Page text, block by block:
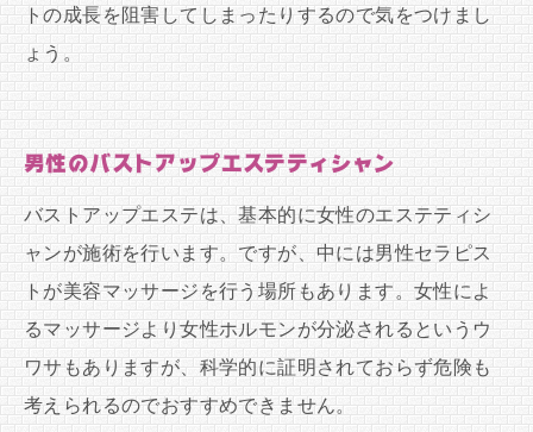
トの成長を阻害してしまったりするので気をつけまし
ょう。
男性のバストアップエステティシャン
バストアップエステは、基本的に女性のエステティシ
ャンが施術を行います。ですが、中には男性セラピス
トが美容マッサージを行う場所もあります。女性によ
るマッサージより女性ホルモンが分泌されるというウ
ワサもありますが、科学的に証明されておらず危険も
考えられるのでおすすめできません。